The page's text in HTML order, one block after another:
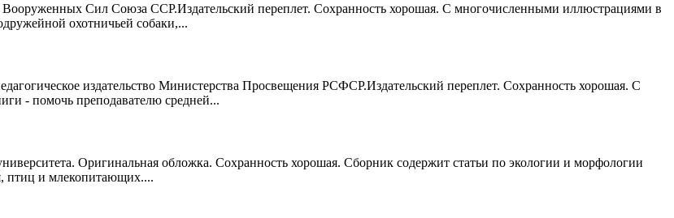
Вооруженных Сил Союза ССР.Издательский переплет. Сохранность хорошая. С многочисленными иллюстрациями в
охотничьей собаки,...
издательство Министерства Просвещения РСФСР.Издательский переплет. Сохранность хорошая. С
- помочь преподавателю средней...
Оригинальная обложка. Сохранность хорошая. Сборник содержит статьи по экологии и морфологии
птиц и млекопитающих....